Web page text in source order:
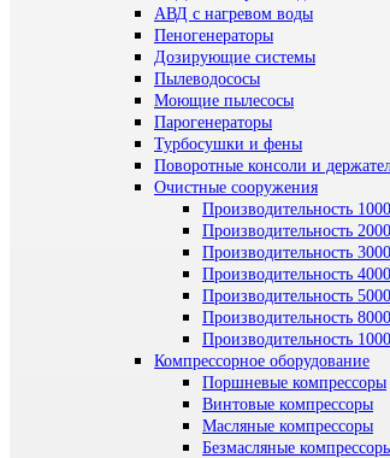
АВД с нагревом воды
Пеногенераторы
Дозирующие системы
Пылеводососы
Моющие пылесосы
Парогенераторы
Турбосушки и фены
Поворотные консоли и
Очистные сооружения
Производительность
Производительность
Производительность
Производительность
Производительность
Производительность
Производительность
Компрессорное оборудование
Поршневые компрессоры
Винтовые компрессоры
Масляные компрессоры
Безмасляные